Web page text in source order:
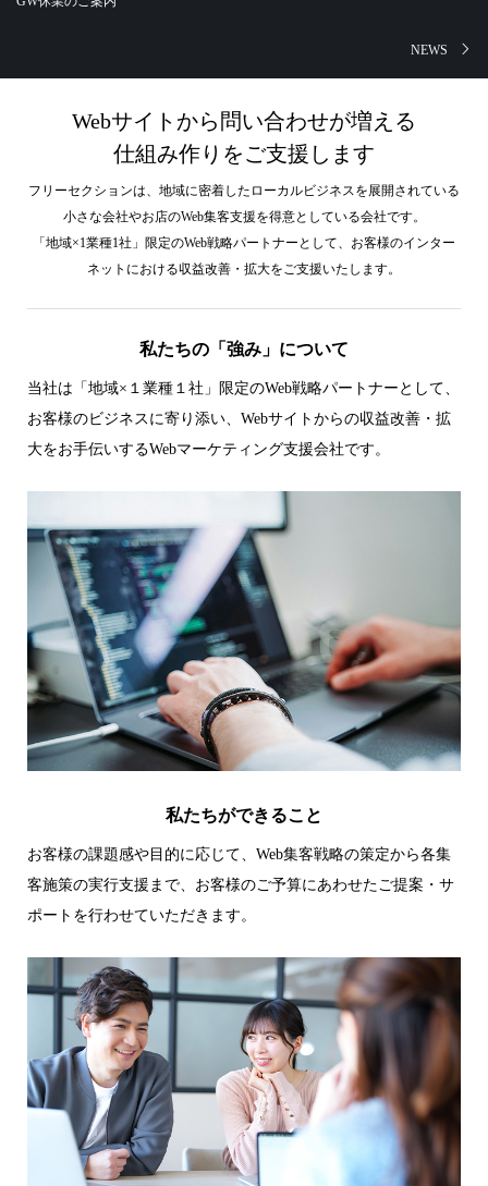
NEWS
年末年始休業のご案内
Webサイトから問い合わせが増える
仕組み作りをご支援します
フリーセクションは、地域に密着したローカルビジネスを展開されている
小さな会社やお店のWeb集客支援を得意としている会社です。
「地域×1業種1社」限定のWeb戦略パートナーとして、お客様のインター
ネットにおける収益改善・拡大をご支援いたします。
私たちの「強み」について
当社は「地域×１業種１社」限定のWeb戦略パートナーとして、
お客様のビジネスに寄り添い、Webサイトからの収益改善・拡
大をお手伝いするWebマーケティング支援会社です。
私たちができること
お客様の課題感や目的に応じて、Web集客戦略の策定から各集
客施策の実行支援まで、お客様のご予算にあわせたご提案・サ
ポートを行わせていただきます。